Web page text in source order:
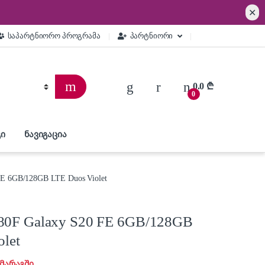
✕
საპარტნიორო პროგრამა პარტნიორი
0
0.0 ₾
ნავიგაცია
6GB/128GB LTE Duos Violet
Galaxy S20 FE 6GB/128GB